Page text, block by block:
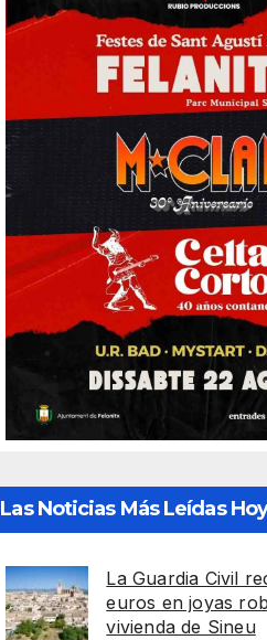
Las Noticias Más Leídas
La Guardia Civil
euros en joyas
vivienda de Sineu